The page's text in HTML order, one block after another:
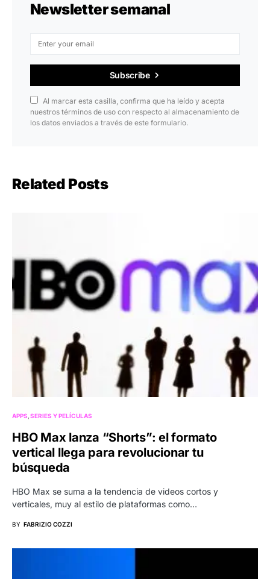
Newsletter semanal
Subscribe
Al marcar esta casilla, confirma que ha leído y acepta
nuestros términos de uso con respecto al almacenamiento de
los datos enviados a través de este formulario.
Related Posts
APPS SERIES Y PELÍCULAS
HBO Max lanza “Shorts”: el formato
vertical llega para revolucionar tu
búsqueda
HBO Max se suma a la tendencia de videos cortos y
verticales, muy al estilo de plataformas como…
BY FABRIZIO COZZI